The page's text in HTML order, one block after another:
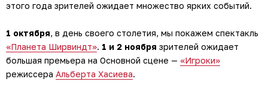
этого года зрителей ожидает множество ярких событий.
1 октября, в день своего столетия, мы покажем спектакль
«Планета Ширвиндт». 1 и 2 ноября зрителей ожидает
большая премьера на Основной сцене — «Игроки»
режиссера Альберта Хасиева.